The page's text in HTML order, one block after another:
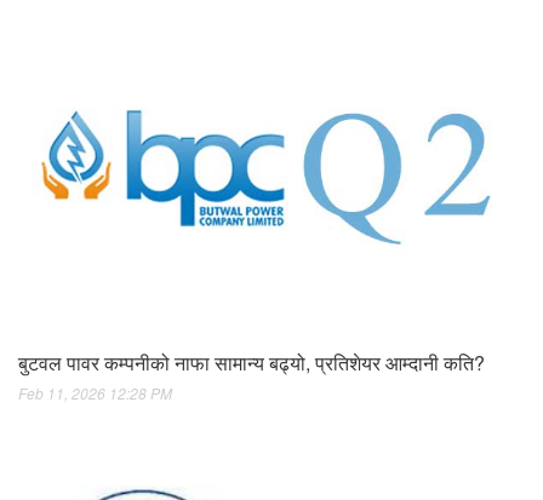
बुटवल पावर कम्पनीको नाफा सामान्य बढ्यो, प्रतिशेयर आम्दानी कति?
Feb 11, 2026 12:28 PM